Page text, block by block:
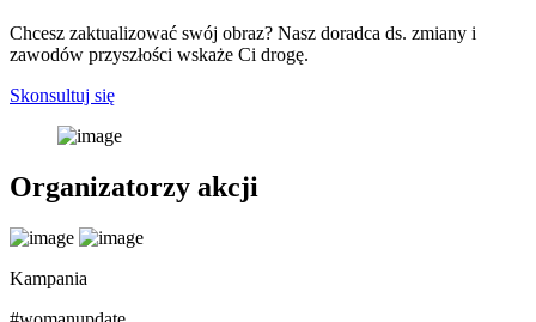
Chcesz zaktualizować swój obraz? Nasz doradca ds. zmiany i
zawodów przyszłości wskaże Ci drogę.
Skonsultuj się
Organizatorzy akcji
Kampania